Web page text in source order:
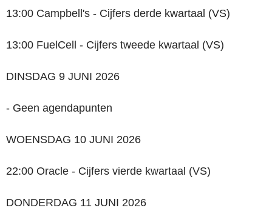
13:00 Campbell's - Cijfers derde kwartaal (VS)
13:00 FuelCell - Cijfers tweede kwartaal (VS)
DINSDAG 9 JUNI 2026
- Geen agendapunten
WOENSDAG 10 JUNI 2026
22:00 Oracle - Cijfers vierde kwartaal (VS)
DONDERDAG 11 JUNI 2026